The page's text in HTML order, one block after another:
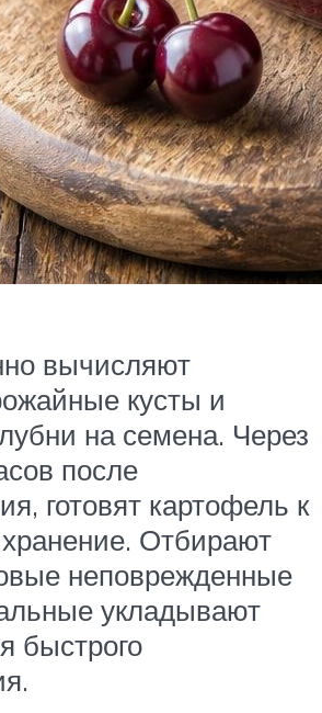
вычисляют
кусты и
на семена. Через
после
готовят картофель к
Отбирают
неповрежденные
укладывают
быстрого